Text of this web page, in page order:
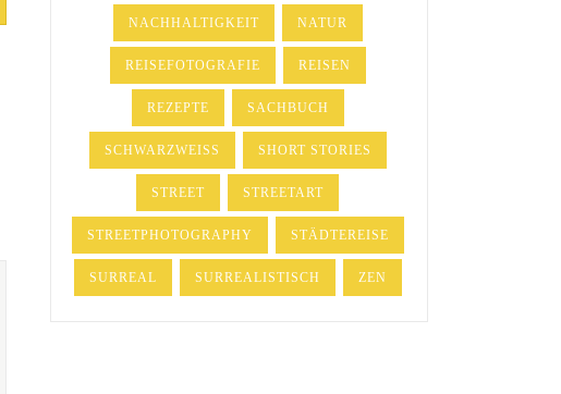
NACHHALTIGKEIT NATUR
REISEFOTOGRAFIE REISEN
REZEPTE SACHBUCH
SCHWARZWEISS SHORT STORIES
STREET STREETART
STREETPHOTOGRAPHY STÄDTEREISE
SURREAL SURREALISTISCH ZEN